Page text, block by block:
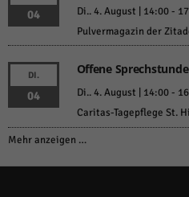
04 Di.. 4. August | 14:00-
Pulvermagazin der
DI.
04
Offene
Di.. 4. August | 14:00-
Caritas-Tagepflege St.
Mehr anzeigen …